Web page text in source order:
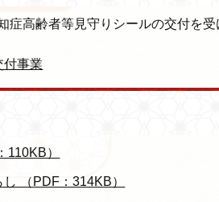
症高齢者等見守りシールの交付を
付事業
）
（PDF：314KB）